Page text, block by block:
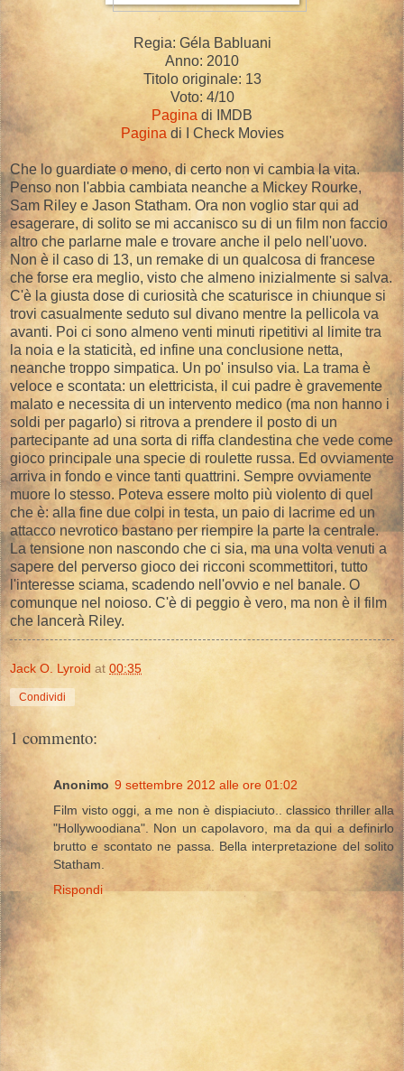
Regia: Géla Babluani
Anno: 2010
Titolo originale: 13
Voto: 4/10
Pagina di IMDB
Pagina di I Check Movies
Che lo guardiate o meno, di certo non vi cambia la vita.
Penso non l'abbia cambiata neanche a Mickey Rourke,
Sam Riley e Jason Statham. Ora non voglio star qui ad
esagerare, di solito se mi accanisco su di un film non faccio
altro che parlarne male e trovare anche il pelo nell'uovo.
Non è il caso di 13, un remake di un qualcosa di francese
che forse era meglio, visto che almeno inizialmente si salva.
C'è la giusta dose di curiosità che scaturisce in chiunque si
trovi casualmente seduto sul divano mentre la pellicola va
avanti. Poi ci sono almeno venti minuti ripetitivi al limite tra
la noia e la staticità, ed infine una conclusione netta,
neanche troppo simpatica. Un po' insulso via. La trama è
veloce e scontata: un elettricista, il cui padre è gravemente
malato e necessita di un intervento medico (ma non hanno i
soldi per pagarlo) si ritrova a prendere il posto di un
partecipante ad una sorta di riffa clandestina che vede come
gioco principale una specie di roulette russa. Ed ovviamente
arriva in fondo e vince tanti quattrini. Sempre ovviamente
muore lo stesso. Poteva essere molto più violento di quel
che è: alla fine due colpi in testa, un paio di lacrime ed un
attacco nevrotico bastano per riempire la parte la centrale.
La tensione non nascondo che ci sia, ma una volta venuti a
sapere del perverso gioco dei ricconi scommettitori, tutto
l'interesse sciama, scadendo nell'ovvio e nel banale. O
comunque nel noioso. C'è di peggio è vero, ma non è il film
che lancerà Riley.
Jack O. Lyroid at 00:35
Condividi
1 commento:
Anonimo 9 settembre 2012 alle ore 01:02
Film visto oggi, a me non è dispiaciuto.. classico thriller alla
"Hollywoodiana". Non un capolavoro, ma da qui a definirlo
brutto e scontato ne passa. Bella interpretazione del solito
Statham.
Rispondi